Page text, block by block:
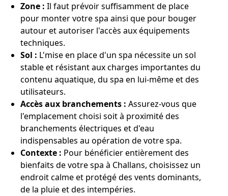
Zone : Il faut prévoir suffisamment de place
pour monter votre spa ainsi que pour bouger
autour et autoriser l'accès aux équipements
techniques.
Sol : L'mise en place d'un spa nécessite un sol
stable et résistant aux charges importantes du
contenu aquatique, du spa en lui-même et des
utilisateurs.
Accès aux branchements : Assurez-vous que
l'emplacement choisi soit à proximité des
branchements électriques et d'eau
indispensables au opération de votre spa.
Contexte : Pour bénéficier entièrement des
bienfaits de votre spa à Challans, choisissez un
endroit calme et protégé des vents dominants,
de la pluie et des intempéries.